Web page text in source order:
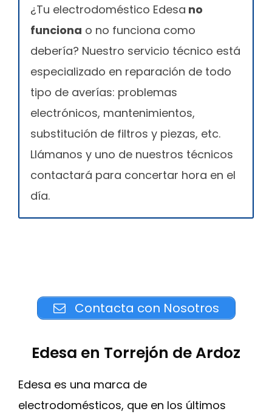
¿Tu electrodoméstico Edesa no
funciona o no funciona como
debería? Nuestro servicio técnico está
especializado en reparación de todo
tipo de averías: problemas
electrónicos, mantenimientos,
substitución de filtros y piezas, etc.
Llámanos y uno de nuestros técnicos
contactará para concertar hora en el
día.
Contacta con Nosotros
Edesa en Torrejón de Ardoz
Edesa es una marca de
electrodomésticos, que en los últimos